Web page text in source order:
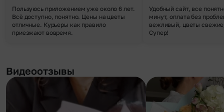
Пользуюсь приложением уже около 6 лет.
Всё доступно, понятно. Цены на цветы
отличные. Курьеры как правило
приезжают вовремя.
Удобный сайт, все
минут, оплата без
вежливый, цветы
Супер!
Видеоотзывы